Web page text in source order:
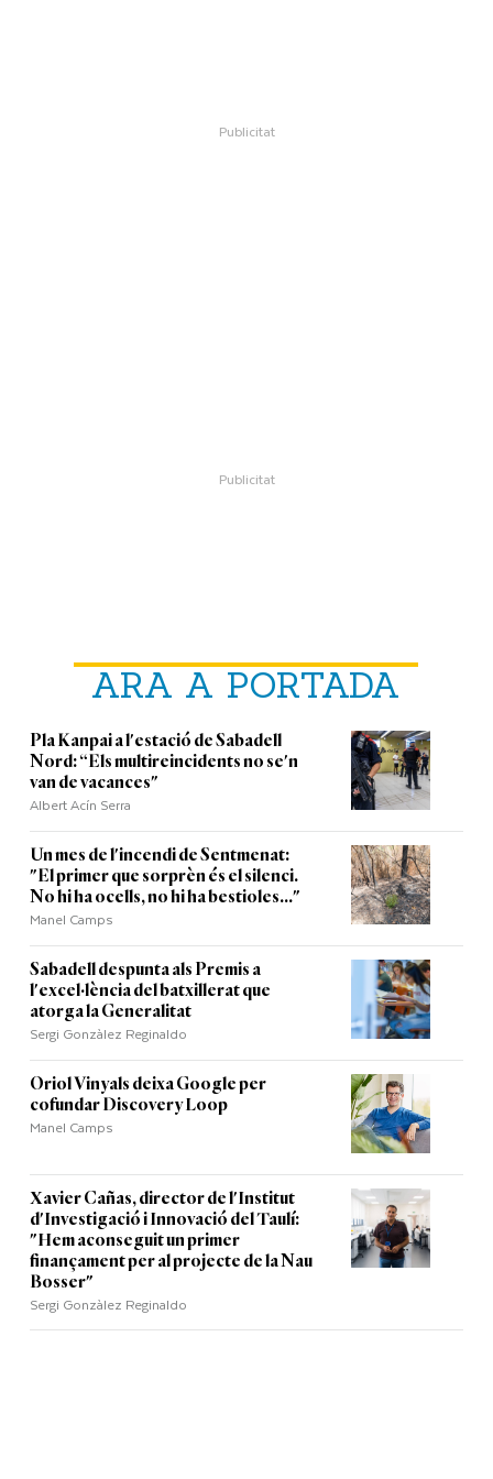
ARA A PORTADA
Pla Kanpai a l'estació de Sabadell
Nord: “Els multireincidents no se'n
van de vacances"
Albert Acín Serra
Un mes de l'incendi de Sentmenat:
"El primer que sorprèn és el silenci.
No hi ha ocells, no hi ha bestioles..."
Manel Camps
Sabadell despunta als Premis a
l'excel·lència del batxillerat que
atorga la Generalitat
Sergi Gonzàlez Reginaldo
Oriol Vinyals deixa Google per
cofundar Discovery Loop
Manel Camps
Xavier Cañas, director de l'Institut
d'Investigació i Innovació del Taulí:
"Hem aconseguit un primer
finançament per al projecte de la Nau
Bosser"
Sergi Gonzàlez Reginaldo